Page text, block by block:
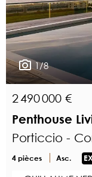
1/8
2 490 000 €
Penthouse
Porticcio -
4 pièces Asc.